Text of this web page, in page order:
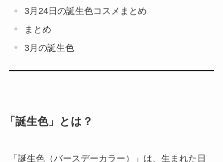
3月24日の誕生色コスメまとめ
まとめ
3月の誕生色
「誕生色」とは？
「誕生色（バースデーカラー）」は、生まれた日